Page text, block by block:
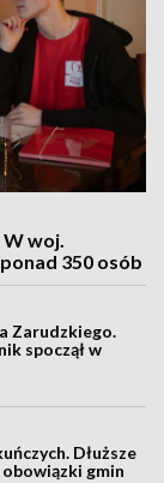
woj.
350 osób
Zarudzkiego.
spoczął w
Dłuższe
gmin